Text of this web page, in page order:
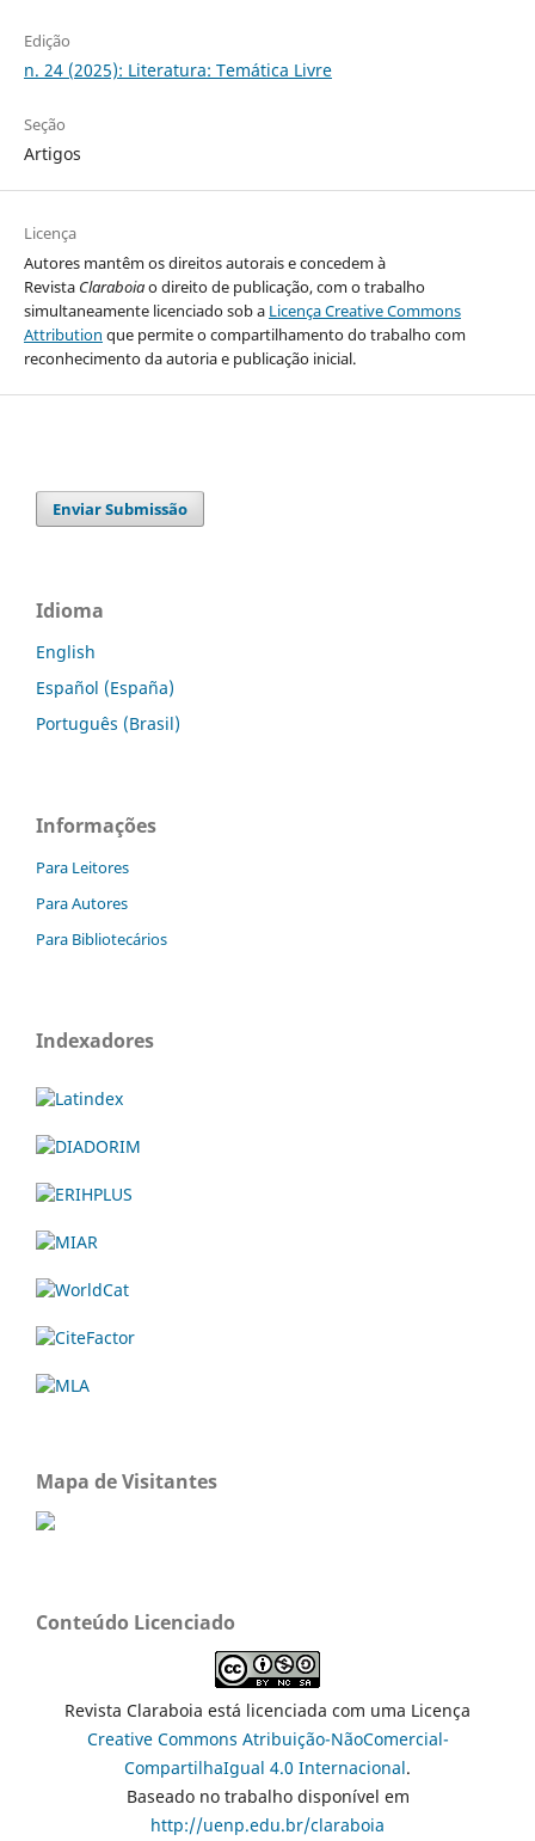
Edição
n. 24 (2025): Literatura: Temática Livre
Seção
Artigos
Licença
Autores mantêm os direitos autorais e concedem à
Revista Claraboiao direito de publicação, com o trabalho
simultaneamente licenciado sob a Licença Creative Commons
Attribution que permite o compartilhamento do trabalho com
reconhecimento da autoria e publicação inicial.
Enviar Submissão
Idioma
English
Español (España)
Português (Brasil)
Informações
Para Leitores
Para Autores
Para Bibliotecários
Indexadores
Mapa de Visitantes
Conteúdo Licenciado
Revista Claraboia está licenciada com uma Licença
Creative Commons Atribuição-NãoComercial-
CompartilhaIgual 4.0 Internacional.
Baseado no trabalho disponível em
http://uenp.edu.br/claraboia